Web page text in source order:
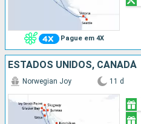
Pague em 4X
ESTADOS UNIDOS, CANADÁ
Norwegian Joy 11 d